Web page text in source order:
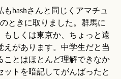
bashさんと同じくアマチュ
ときに取りました。群馬に
もしくは東京か、ちょっと遠
えがあります。中学生だと当
ことはほとんど理解できなか
ットを暗記してがんばったと